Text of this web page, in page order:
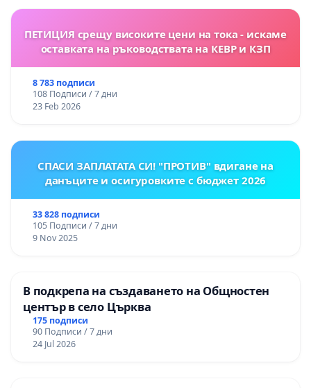
ПЕТИЦИЯ срещу високите цени на тока - искаме
оставката на ръководствата на КЕВР и КЗП
8 783 подписи
108 Подписи / 7 дни
23 Feb 2026
СПАСИ ЗАПЛАТАТА СИ! "ПРОТИВ" вдигане на
данъците и осигуровките с бюджет 2026
33 828 подписи
105 Подписи / 7 дни
9 Nov 2025
В подкрепа на създаването на Общностен
център в село Църква
175 подписи
90 Подписи / 7 дни
24 Jul 2026